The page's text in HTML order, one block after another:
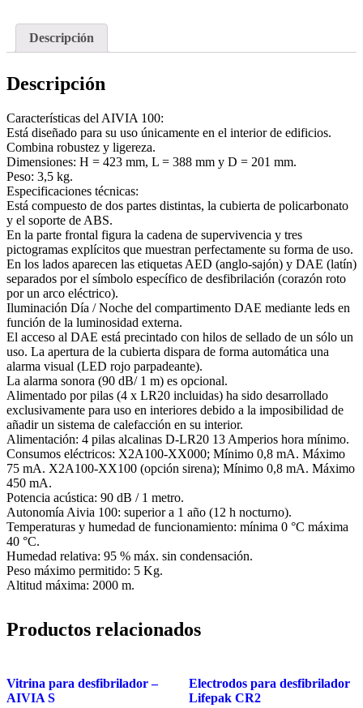
cantidadDescripción
Descripción
Características del AIVIA 100:
Está diseñado para su uso únicamente en el interior de edificios.
Combina robustez y ligereza.
Dimensiones: H = 423 mm, L = 388 mm y D = 201 mm.
Peso: 3,5 kg.
Especificaciones técnicas:
Está compuesto de dos partes distintas, la cubierta de policarbonato
y el soporte de ABS.
En la parte frontal figura la cadena de supervivencia y tres
pictogramas explícitos que muestran perfectamente su forma de uso.
En los lados aparecen las etiquetas AED (anglo-sajón) y DAE (latín)
separados por el símbolo específico de desfibrilación (corazón roto
por un arco eléctrico).
Iluminación Día / Noche del compartimento DAE mediante leds en
función de la luminosidad externa.
El acceso al DAE está precintado con hilos de sellado de un sólo un
uso. La apertura de la cubierta dispara de forma automática una
alarma visual (LED rojo parpadeante).
La alarma sonora (90 dB/ 1 m) es opcional.
Alimentado por pilas (4 x LR20 incluidas) ha sido desarrollado
exclusivamente para uso en interiores debido a la imposibilidad de
añadir un sistema de calefacción en su interior.
Alimentación: 4 pilas alcalinas D-LR20 13 Amperios hora mínimo.
Consumos eléctricos: X2A100-XX000; Mínimo 0,8 mA. Máximo
75 mA. X2A100-XX100 (opción sirena); Mínimo 0,8 mA. Máximo
450 mA.
Potencia acústica: 90 dB / 1 metro.
Autonomía Aivia 100: superior a 1 año (12 h nocturno).
Temperaturas y humedad de funcionamiento: mínima 0 °C máxima
40 °C.
Humedad relativa: 95 % máx. sin condensación.
Peso máximo permitido: 5 Kg.
Altitud máxima: 2000 m.
Productos relacionados
Vitrina para desfibrilador –
AIVIA S
Electrodos para desfibrilador
Lifepak CR2